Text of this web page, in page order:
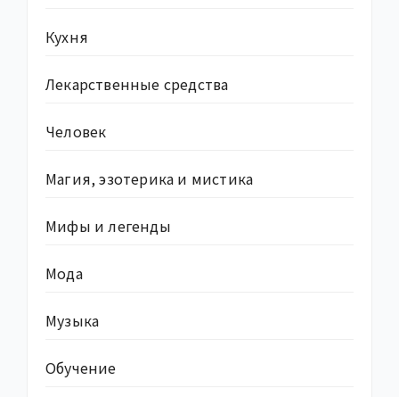
Кухня
Лекарственные средства
Человек
Магия, эзотерика и мистика
Мифы и легенды
Мода
Музыка
Обучение